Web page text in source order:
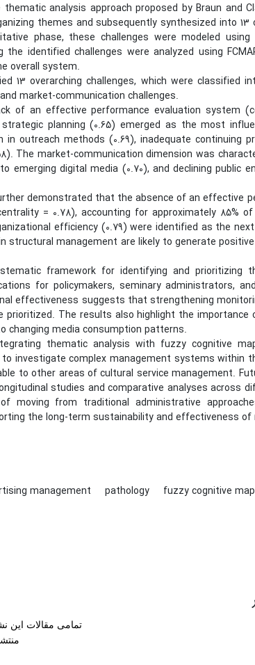
analysis approach proposed by Braun and
themes and subsequently synthesized into
phase, these challenges were modeled
identified challenges were analyzed using
overall system.
13 overarching challenges, which were classified
market-communication challenges.
of an effective performance evaluation system
planning (0.65) emerged as the most
outreach methods (0.69), inadequate continuing
The market-communication dimension was
emerging digital media (0.70), and declining public
demonstrated that the absence of an effective
= 0.78), accounting for approximately 85%
efficiency (0.79) were identified as the
structural management are likely to generate
framework for identifying and prioritizing
for policymakers, seminary administrators,
effectiveness suggests that strengthening
prioritized. The results also highlight the
changing media consumption patterns.
thematic analysis with fuzzy cognitive
investigate complex management systems within
to other areas of cultural service management.
studies and comparative analyses across
from traditional administrative
the long-term sustainability and effectiveness of
management pathology fuzzy cognitive